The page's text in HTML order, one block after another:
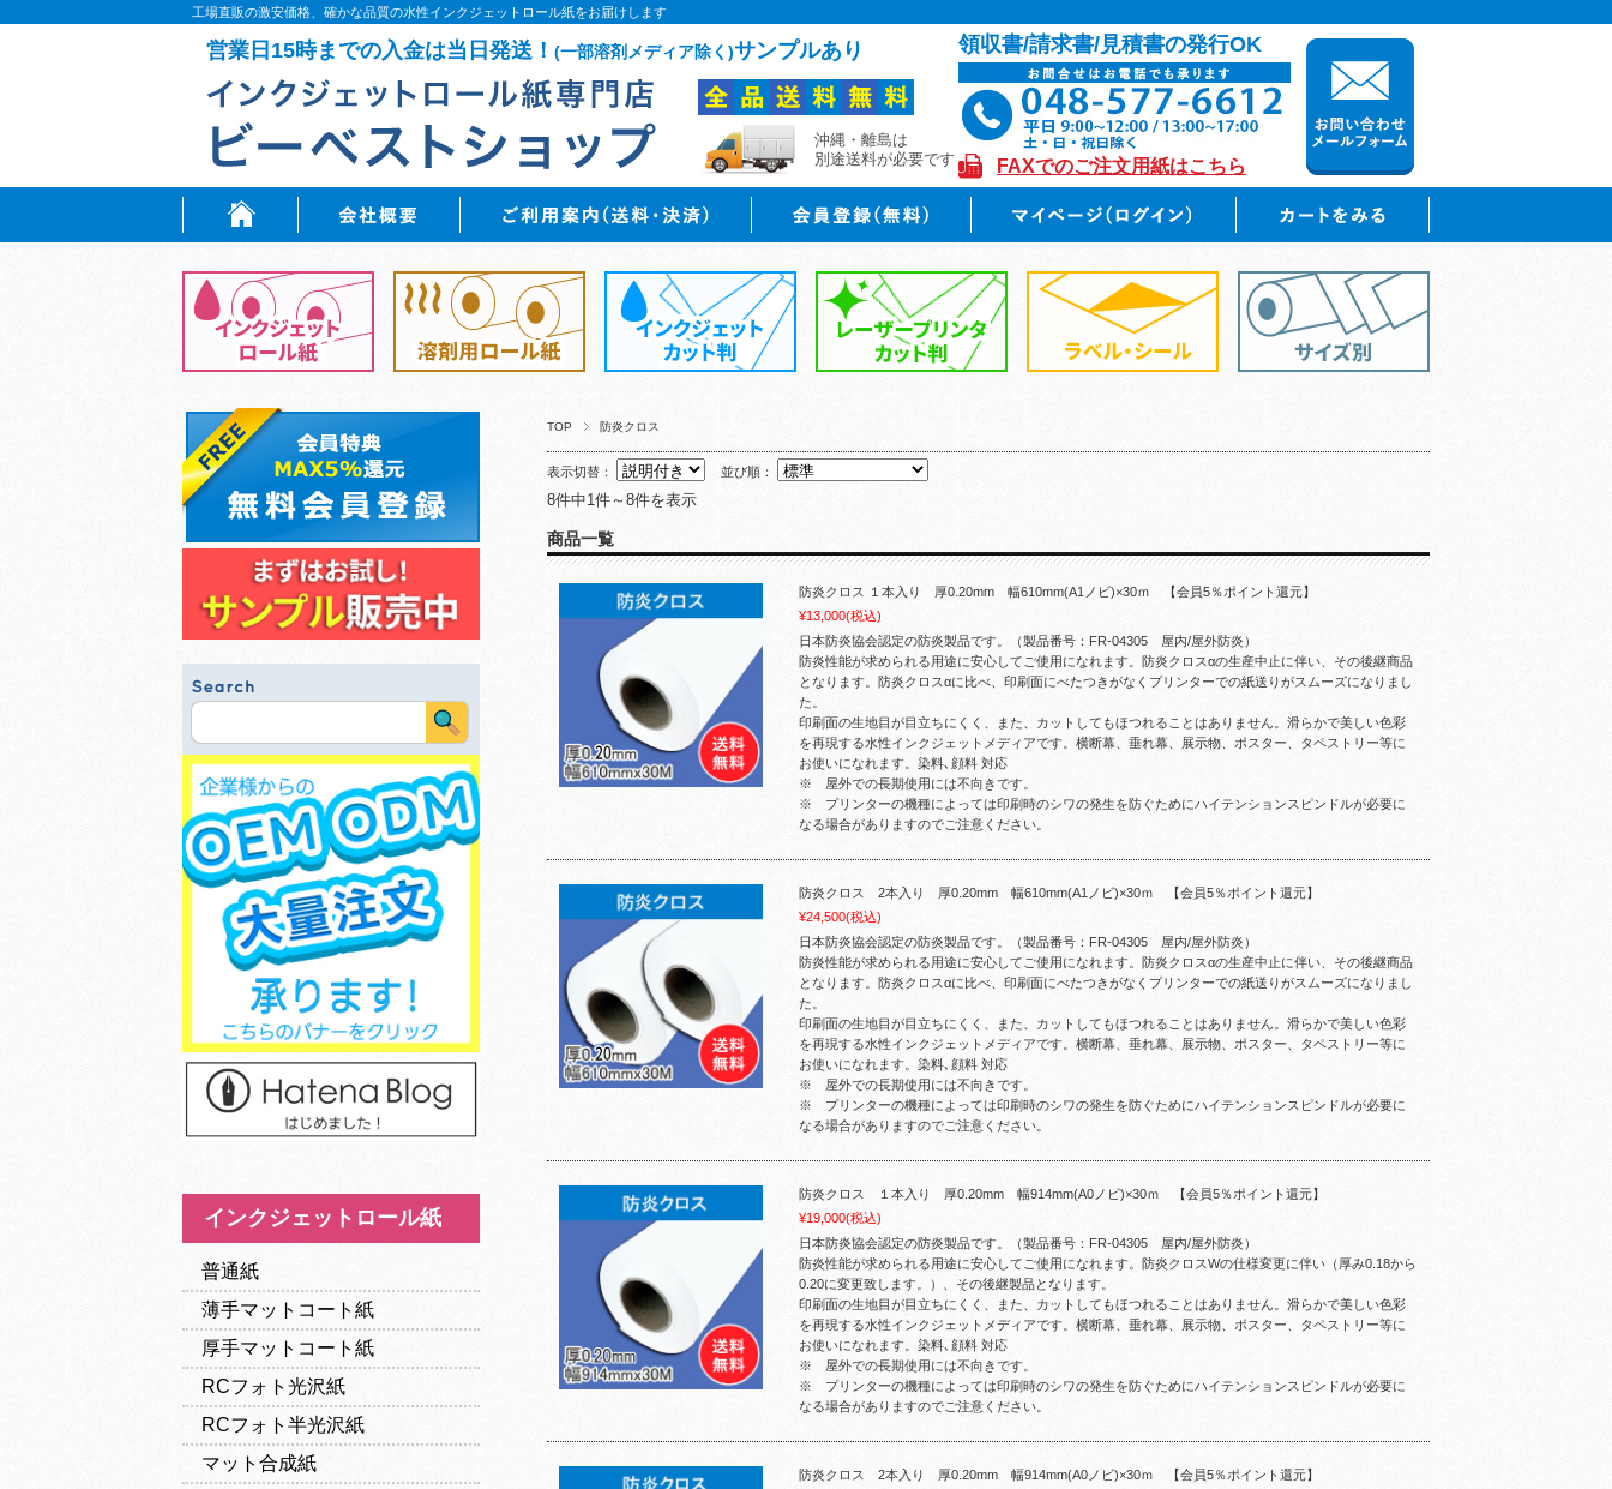
工場直販の激安価格、確かな品質の水性インクジェットロール紙をお届けします
営業日15時までの入金は当日発送！ (一部溶剤メディア除く)サンプルあり
沖縄・離島は
別途送料が必要です
領収書/請求書/見積書の発行OK
FAXでのご注文用紙はこちら
TOP 防炎クロス
表示切替： 並び順：
8件中1件～8件を表示
商品一覧
防炎クロス １本入り 厚0.20mm 幅610mm(A1ノビ)×30ｍ 【会員5％ポイント還元】
¥13,000(税込)
日本防炎協会認定の防炎製品です。（製品番号：FR-04305 屋内/屋外防炎）
防炎性能が求められる用途に安心してご使用になれます。防炎クロスαの生産中止に伴い、その後継商品
となります。防炎クロスαに比べ、印刷面にべたつきがなくプリンターでの紙送りがスムーズになりまし
た。
印刷面の生地目が目立ちにくく、また、カットしてもほつれることはありません。滑らかで美しい色彩
を再現する水性インクジェットメディアです。横断幕、垂れ幕、展示物、ポスター、タペストリー等に
お使いになれます。染料､顔料 対応
※ 屋外での長期使用には不向きです。
※ プリンターの機種によっては印刷時のシワの発生を防ぐためにハイテンションスピンドルが必要に
なる場合がありますのでご注意ください。
防炎クロス 2本入り 厚0.20mm 幅610mm(A1ノビ)×30ｍ 【会員5％ポイント還元】
¥24,500(税込)
日本防炎協会認定の防炎製品です。（製品番号：FR-04305 屋内/屋外防炎）
防炎性能が求められる用途に安心してご使用になれます。防炎クロスαの生産中止に伴い、その後継商品
となります。防炎クロスαに比べ、印刷面にべたつきがなくプリンターでの紙送りがスムーズになりまし
た。
印刷面の生地目が目立ちにくく、また、カットしてもほつれることはありません。滑らかで美しい色彩
を再現する水性インクジェットメディアです。横断幕、垂れ幕、展示物、ポスター、タペストリー等に
お使いになれます。染料､顔料 対応
※ 屋外での長期使用には不向きです。
※ プリンターの機種によっては印刷時のシワの発生を防ぐためにハイテンションスピンドルが必要に
なる場合がありますのでご注意ください。
防炎クロス １本入り 厚0.20mm 幅914mm(A0ノビ)×30ｍ 【会員5％ポイント還元】
¥19,000(税込)
日本防炎協会認定の防炎製品です。（製品番号：FR-04305 屋内/屋外防炎）
防炎性能が求められる用途に安心してご使用になれます。防炎クロスWの仕様変更に伴い（厚み0.18から
0.20に変更致します。）、その後継製品となります。
印刷面の生地目が目立ちにくく、また、カットしてもほつれることはありません。滑らかで美しい色彩
を再現する水性インクジェットメディアです。横断幕、垂れ幕、展示物、ポスター、タペストリー等に
お使いになれます。染料､顔料 対応
※ 屋外での長期使用には不向きです。
※ プリンターの機種によっては印刷時のシワの発生を防ぐためにハイテンションスピンドルが必要に
なる場合がありますのでご注意ください。
防炎クロス 2本入り 厚0.20mm 幅914mm(A0ノビ)×30ｍ 【会員5％ポイント還元】
インクジェットロール紙
普通紙
薄手マットコート紙
厚手マットコート紙
RCフォト光沢紙
RCフォト半光沢紙
マット合成紙